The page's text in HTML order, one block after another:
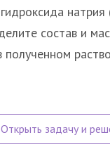
состав и
полученном